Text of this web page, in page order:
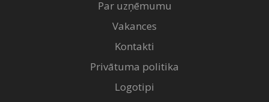
Par uzņēmumu
Vakances
Kontakti
Privātuma politika
Logotipi